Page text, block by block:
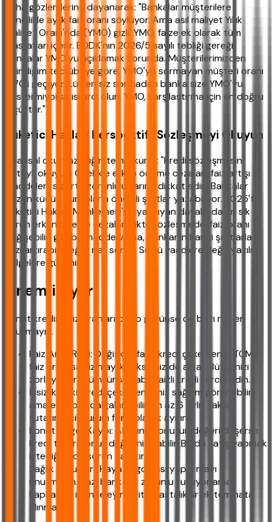
Saha gözlemlerine dayanarak: "Bankalar müşterilere
genellikle aylık faiz oranı söylüyor. Ama asıl maliyet Yıllık
Maliyet Oranı'nda (YMO) gizli. YMO, faize ek olarak tüm
masrafları içerir. BDDK'nın 2026/5 sayılı tebliği gereği
bankalar YMO'yu açıklamak zorunda. Müşterilerimizden
edindiğim tecrübeye göre, YMO'yu sormayan müşteri oranı
%70'i geçiyor. Lütfen siz sormadan banka size YMO'yu
göstermiyorsa ısrarcı olun. YMO, karşılaştırma için en doğru
ölçüttür."
Tüketici Hakları Perspektifi: Sözleşmeyi Okuyun
Finansal okuryazarlığın temel kuralı: "Kredi sözleşmesini
detaylı okuyun. Özellikle erken ödeme cezaları, faiz artışı
maddeleri, sigorta zorunluluklarına dikkat edin. Bankalar
bazen küçük puntolarla önemli şartlar yazabiliyor. 2025'te
Tüketici Hakları Mahkemesi'ne yansıyan davalarda en sık
sorun erken ödeme cezaları çıktı. Sözleşmede 'faiz oranı
değişebilir' gibi bir madde varsa, bankanın hangi şartlarla
faizi artırabileceğini net sorun. Sözlü vaadlere değil, yazılı
belgelere güvenin."
Önemli Uyarı
Konut kredisi faiz oranları cazip görünse de bazı riskleri
unutmayın.
Faiz Artış Riski: Değişken faizli kredi çekerseniz, TCMB
faiz artırırsa sizin aylık taksitiniz de artar. Bütçenizi
zorlayabilir. Mümkünse sabit faizli kredi tercih edin.
İşsizlik Riski: Kredi çekerken işiniz sağlam görünebilir
ama ekonomi dalgalanabilir. En az 6 aylık taksit
tutarını acil durum fonu olarak ayırın.
Konut Değer Kaybı: Aldığınız konutun değeri düşerse,
kredi tutarı konut değerini aşabilir. Bu da satış yapmak
istediğinizde sorun yaratır.
Sağlık Sorunları: Hayat sigortası yaptırmayı
unutmayın. Bazı bankalar zorunlu tutuyor ama
kapsamını iyi inceleyin. Kritik hastalıklar ek teminata
alınmalı.